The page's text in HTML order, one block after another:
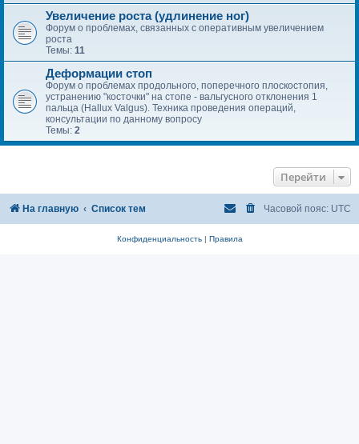
Увеличение роста (удлинение ног)
Форум о проблемах, связанных с оперативным увеличением
роста
Темы: 11
Деформации стоп
Форум о проблемах продольного, поперечного плоскостопия,
устранению "косточки" на стопе - вальгусного отклонения 1
пальца (Hallux Valgus). Техника проведения операций,
консультации по данному вопросу
Темы: 2
Перейти
На главную Список тем Часовой пояс: UTC
Конфиденциальность| Правила